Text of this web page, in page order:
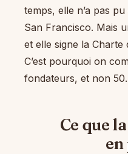
temps, elle n’a pas
San Francisco. Mais
et elle signe la Charte
C’est pourquoi on
fondateurs, et non 50.
Ce que
en